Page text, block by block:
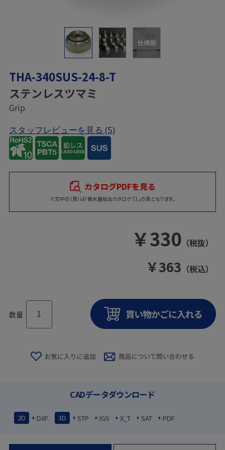
仕様図
THA-340SUS-24-8-T
ステンレスツマミ
Grip
スタッフレビューを見る (5)
カタログPDFを見る
※文中の（頁）は「栃木屋総合カタログ 71」の頁となります。
￥330 （税抜）
￥363 （税込）
数量
CADデータダウンロード
2D DXF 3D STP IGS X_T SAT PDF